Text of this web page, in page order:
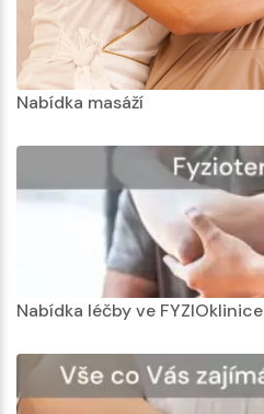
Nabídka masáží
Nabídka léčby ve FYZIOklinice